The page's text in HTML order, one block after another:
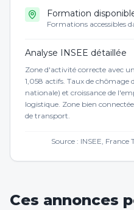
Formation
Formations accessibles
Analyse INSEE détaillée
Zone d'activité correcte avec
1,058 actifs. Taux de chômage
nationale) et croissance de
logistique. Zone bien
de transport.
Source : INSEE,
Ces annonces